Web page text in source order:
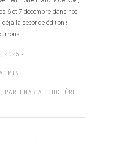
6 et 7 décembre dans nos
déjà la seconde édition !
2025 -
, PARTENARIAT DUCHÈRE